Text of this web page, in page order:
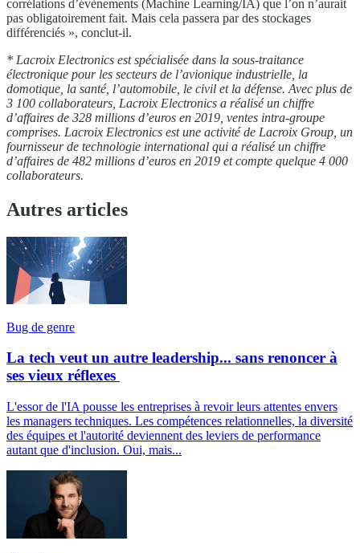
corrélations d’évènements (Machine Learning/IA) que l’on n’aurait
pas obligatoirement fait. Mais cela passera par des stockages
différenciés », conclut-il.
* Lacroix Electronics est spécialisée dans la sous-traitance
électronique pour les secteurs de l’avionique industrielle, la
domotique, la santé, l’automobile, le civil et la défense. Avec plus de
3 100 collaborateurs, Lacroix Electronics a réalisé un chiffre
d’affaires de 328 millions d’euros en 2019, ventes intra-groupe
comprises. Lacroix Electronics est une activité de Lacroix Group, un
fournisseur de technologie international qui a réalisé un chiffre
d’affaires de 482 millions d’euros en 2019 et compte quelque 4 000
collaborateurs.
Autres articles
Bug de genre
La tech veut un autre leadership... sans renoncer à
ses vieux réflexes
L'essor de l'IA pousse les entreprises à revoir leurs attentes envers
les managers techniques. Les compétences relationnelles, la diversité
des équipes et l'autorité deviennent des leviers de performance
autant que d'inclusion. Oui, mais...